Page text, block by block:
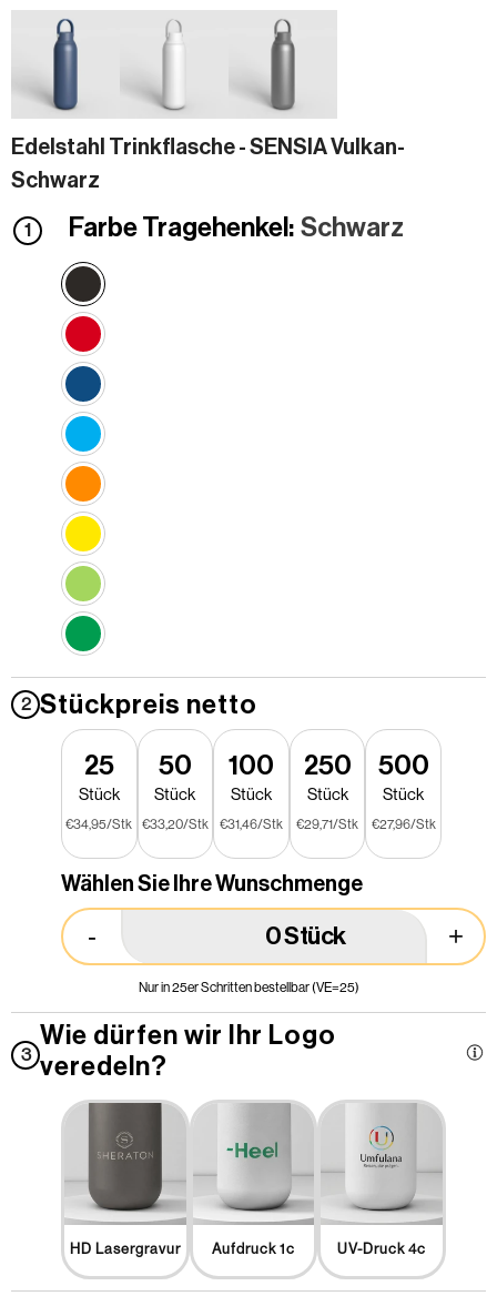
Edelstahl Trinkflasche - SENSIA Vulkan-
Schwarz
1 Farbe Tragehenkel: Schwarz
2 Stückpreis netto
25
Stück
€34,95/Stk
50
Stück
€33,20/Stk
100
Stück
€31,46/Stk
250
Stück
€29,71/Stk
500
Stück
€27,96/Stk
Wählen Sie Ihre Wunschmenge
- Stück +
Nur in 25er Schritten bestellbar (VE=25)
3
Wie dürfen wir Ihr Logo
veredeln?
HD Lasergravur Aufdruck 1c UV-Druck 4c